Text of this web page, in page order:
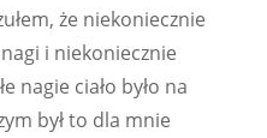
że niekoniecznie
i niekoniecznie
nagie ciało było na
był to dla mnie